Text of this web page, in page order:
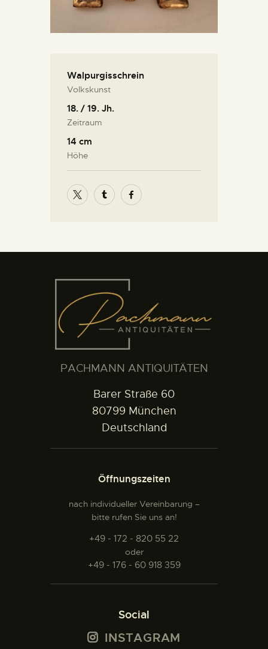
Walpurgisschrein
Volkskunst
18. / 19. Jh.
Zeitraum
14 cm
Höhe
PACHMANN ANTIQUITÄTEN
Barer Straße 60
80799 München
Deutschland
Öffnungszeiten
nach individueller Vereinbarung –
bitte rufen Sie uns an!
+49 - 172 - 820 55 22
oder
+49 - 176 - 60 918 359
Social
INSTAGRAM